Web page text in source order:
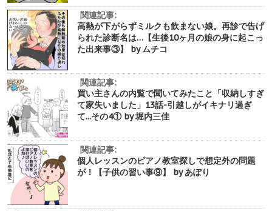
関連記事:
高熱が下がらずミルクも飲まない娘。再診で告げ
られた診断名は…【生後10ヶ月の娘の身に起こっ
た出来事③】 by ムチコ
関連記事:
買い主さんの内覧で聞いてみたこと「収納しすぎ
て家失いました」13話-引越しがイキナリ過ぎ
て...その4① by 堀内三佳
関連記事:
個人レッスンのピアノ教室探しで想定外の問題
が！【子供の習い事⑨】 by あぽり